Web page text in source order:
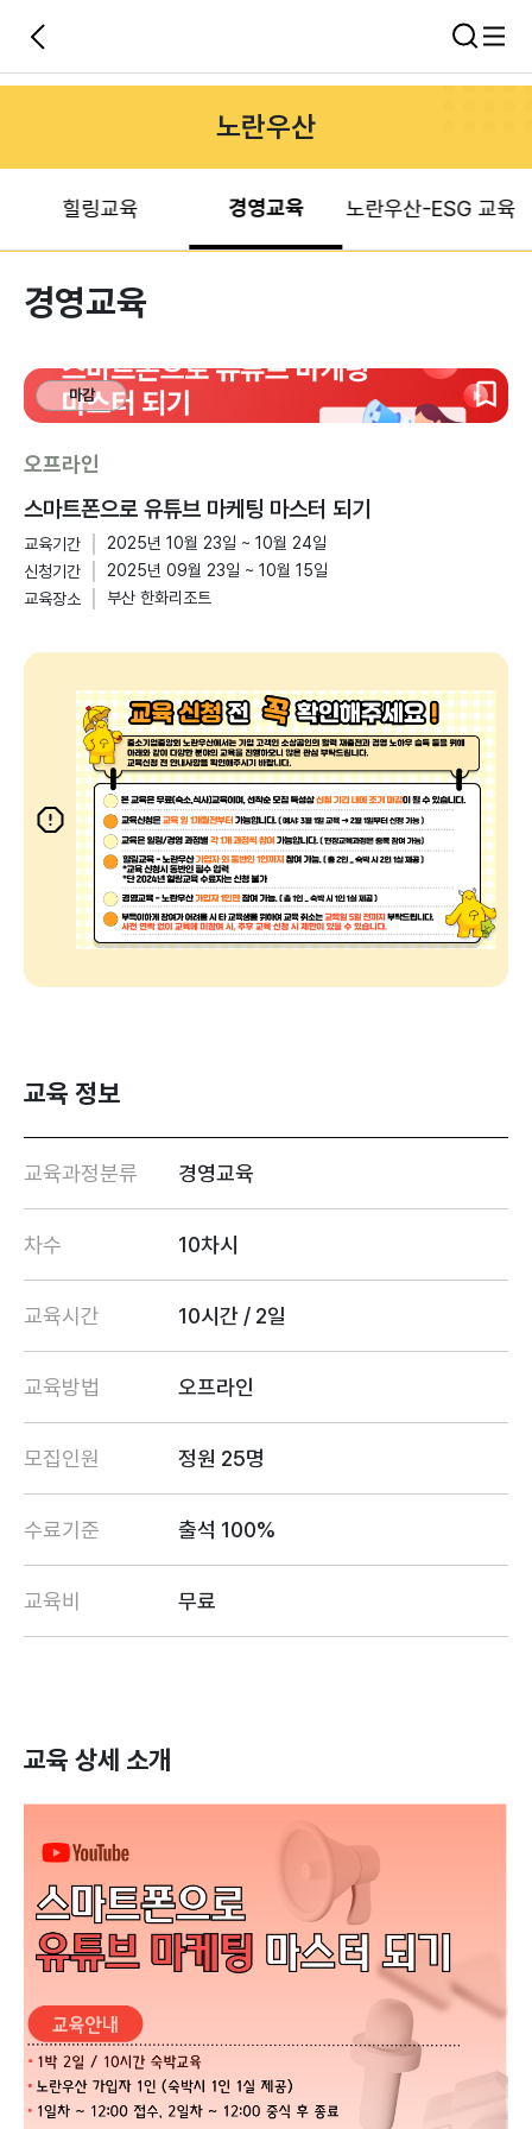
노란우산
힐링교육 경영교육 노란우산-ESG 교육
경영교육
마감
오프라인
스마트폰으로 유튜브 마케팅 마스터 되기
교육기간
2025년 10월 23일 ~ 10월 24일
신청기간
2025년 09월 23일 ~ 10월 15일
교육장소
부산 한화리조트
교육 정보
교육과정분류 경영교육
차수 10차시
교육시간 10시간 / 2일
교육방법 오프라인
모집인원 정원 25명
수료기준 출석 100%
교육비 무료
교육 상세 소개